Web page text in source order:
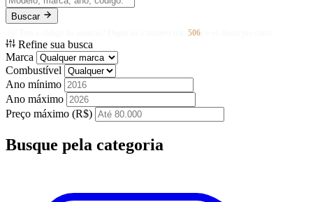
Buscar
506
Refine sua busca
Marca
Combustível
Ano mínimo
Ano máximo
Preço máximo (R$)
Busque pela categoria